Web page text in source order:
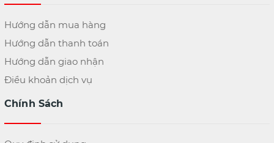
Hướng dẫn mua hàng
Hướng dẫn thanh toán
Hướng dẫn giao nhận
Điều khoản dịch vụ
Chính Sách